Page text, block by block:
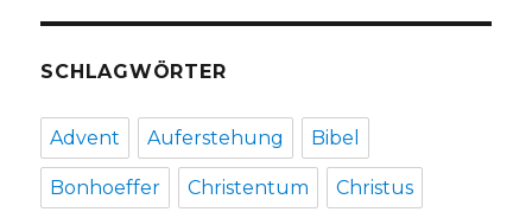
SCHLAGWÖRTER
Advent Auferstehung Bibel
Bonhoeffer Christentum Christus